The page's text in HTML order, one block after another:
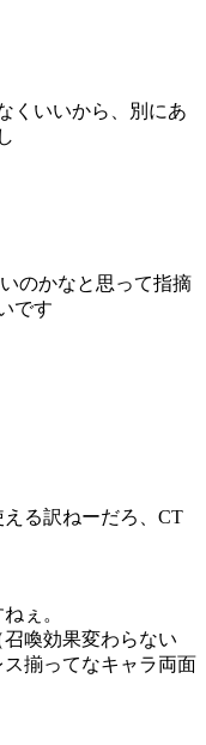
くいいから、別にあ
のかなと思って指摘
です
える訳ねーだろ、CT
ぇ。
喚効果変わらない
揃ってなキャラ両面